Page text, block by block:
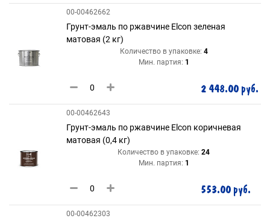
00-00462662
Грунт-эмаль по ржавчине Elcon зеленая
матовая (2 кг)
Количество в упаковке: 4
Мин. партия: 1
2 448.00 руб.
00-00462643
Грунт-эмаль по ржавчине Elcon коричневая
матовая (0,4 кг)
Количество в упаковке: 24
Мин. партия: 1
553.00 руб.
00-00462303